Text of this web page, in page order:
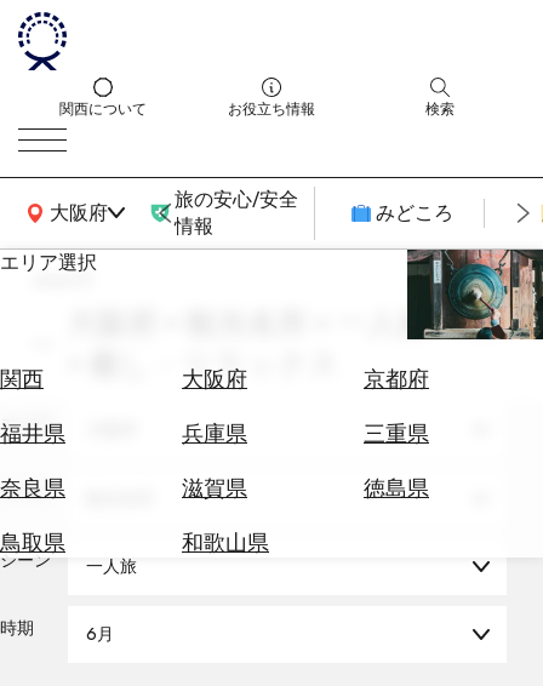
関西について お役立ち情報 検索
大阪府
関西広域MAP
旅の安心/安全
情報
みどころ
エリア選択
関西 大阪府
京都府
福井県
兵庫県
三重県
奈良県
滋賀県
徳島県
鳥取県
和歌山県
エ
券
テ
を
search
大阪府 × 観光名所 × 一人旅 × 6月
× 癒し・リラックス
エリア
テーマ
シーン 一人旅
時期 6月